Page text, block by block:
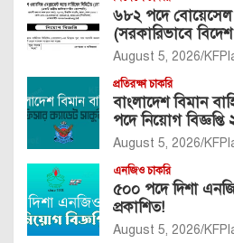
৬৮২ পদে বোয়েসেল
(সরকারিভাবে
August 5, 2026
প্রতিরক্ষা চাকরি
বাংলাদেশ বিমান
পদে নিয়োগ
August 5, 2026
এনজিও চাকরি
৫০০ পদে দিশা
প্রকাশিত!
August 5, 2026